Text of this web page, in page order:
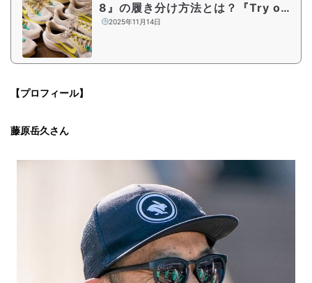
8』の履き分け方法とは？『Try on
”NIKE” by Runtrip』イベントレポ
2025年11月14日
【プロフィール】
藤原岳久さん